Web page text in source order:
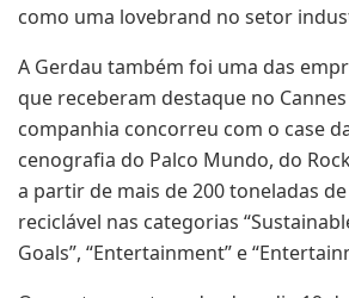
como uma lovebrand no setor
A Gerdau também foi uma das
que receberam destaque no Cannes
companhia concorreu com o case
cenografia do Palco Mundo, do
a partir de mais de 200 toneladas
reciclável nas categorias
Goals”, “Entertainment” e